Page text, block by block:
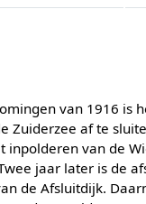
van 1916 is
Zuiderzee af te
inpolderen van de
jaar later is de
de Afsluitdijk.